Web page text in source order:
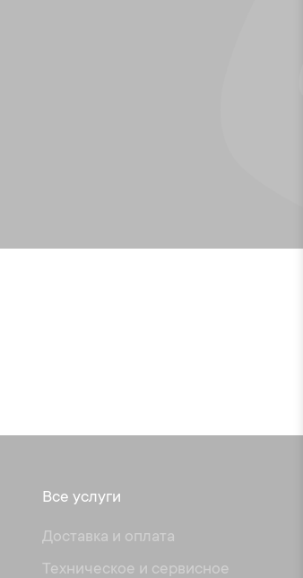
Все услуги
Доставка и оплата
Техническое и сервисное